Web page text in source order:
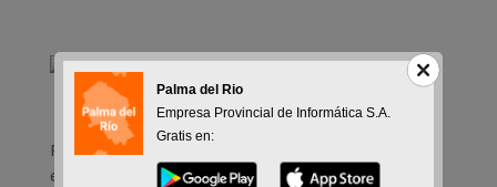
Por su parte, el arquitecto Francisco Callejas ha
explicado que
“se ha intervenido en tres partes: carril-
Palma del Rio
Empresa Provincial de Informática S.A.
Gratis en: